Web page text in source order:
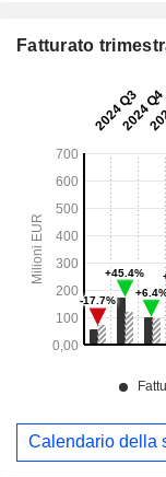
Fatturato
Calendario della